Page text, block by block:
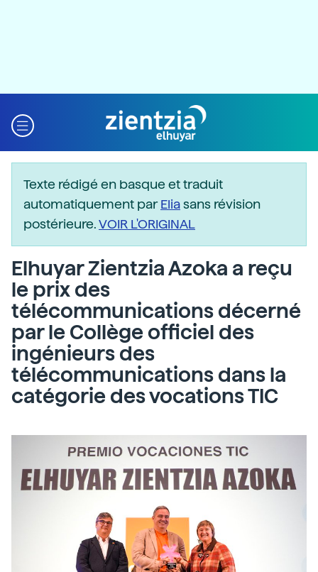
Texte rédigé en basque et traduit
automatiquement parEliasans révision
postérieure.VOIR L'ORIGINAL
Elhuyar Zientzia Azoka a reçu
le prix des
télécommunications décerné
par le Collège officiel des
ingénieurs des
télécommunications dans la
catégorie des vocations TIC